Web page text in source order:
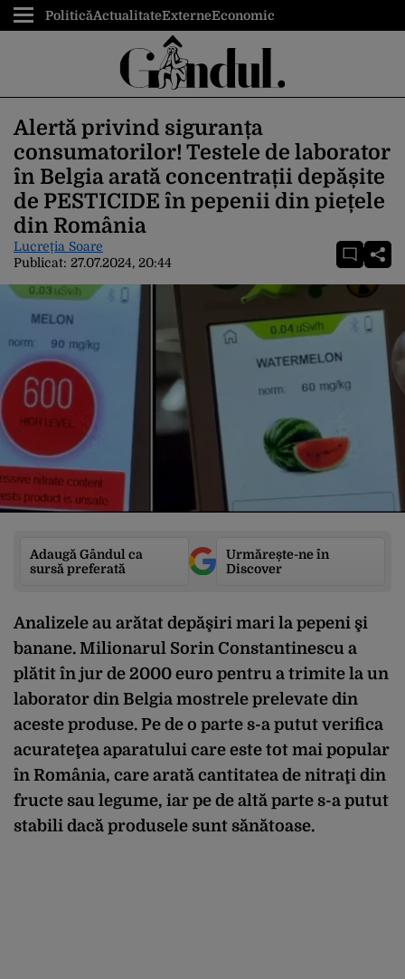
PoliticăActualitateExterneEconomic
Alertă privind siguranța
consumatorilor! Testele de laborator
în Belgia arată concentrații depășite
de PESTICIDE în pepenii din piețele
din România
Lucreția Soare
Publicat: 27.07.2024, 20:44
Adaugă Gândul ca
sursă preferată
Urmărește-ne în
Discover
Analizele au arătat depăşiri mari la pepeni şi
banane. Milionarul Sorin Constantinescu a
plătit în jur de 2000 euro pentru a trimite la un
laborator din Belgia mostrele prelevate din
aceste produse. Pe de o parte s-a putut verifica
acurateţea aparatului care este tot mai popular
în România, care arată cantitatea de nitraţi din
fructe sau legume, iar pe de altă parte s-a putut
stabili dacă produsele sunt sănătoase.